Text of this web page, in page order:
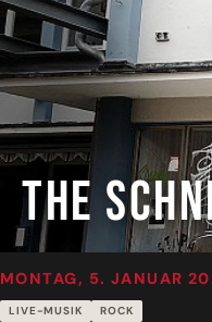
THE
MONTAG, 5. JANUAR
LIVE-MUSIK ROCK